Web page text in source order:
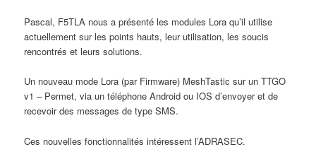
Pascal, F5TLA nous a présenté les modules Lora qu’il utilise
actuellement sur les points hauts, leur utilisation, les soucis
rencontrés et leurs solutions.
Un nouveau mode Lora (par Firmware) MeshTastic sur un TTGO
v1 – Permet, via un téléphone Android ou IOS d’envoyer et de
recevoir des messages de type SMS.
Ces nouvelles fonctionnalités intéressent l’ADRASEC.